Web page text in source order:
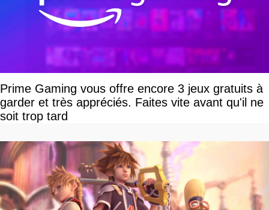
Prime Gaming vous offre encore 3 jeux gratuits à
garder et très appréciés. Faites vite avant qu'il ne
soit trop tard